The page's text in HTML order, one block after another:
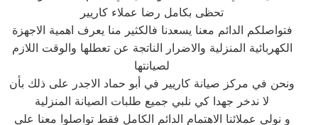
تحظى بكامل رضا عملاء كاريير
فتواصلكم الدائم معنا يسعدنا فالكثير منا يعرف اهمية الاجهزة
الكهربائية المنزلية والاضرار الناتجة عن تعطلها والوقت اللازم
لصيانتها
ونحن في مركز صيانة كاريير في أبو حماد الاجدر على ذلك بأن
لا ندخر جهدا كي نلبي جميع طلبات الصيانة المنزلية
و نولي عملائنا الاهتمام الدائم الكامل فقط تواصلوا معنا على